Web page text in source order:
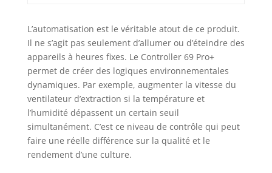
L’automatisation est le véritable atout de ce produit.
Il ne s’agit pas seulement d’allumer ou d’éteindre des
appareils à heures fixes. Le Controller 69 Pro+
permet de créer des logiques environnementales
dynamiques. Par exemple, augmenter la vitesse du
ventilateur d’extraction si la température et
l’humidité dépassent un certain seuil
simultanément. C’est ce niveau de contrôle qui peut
faire une réelle différence sur la qualité et le
rendement d’une culture.